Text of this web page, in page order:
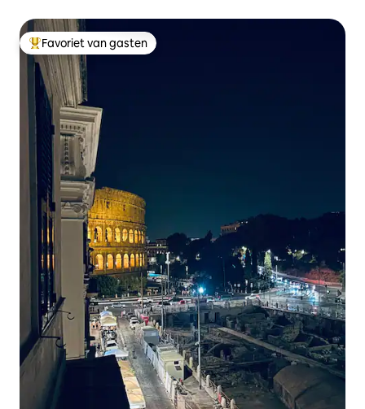
Topfavoriet van gasten
Favoriet van gasten